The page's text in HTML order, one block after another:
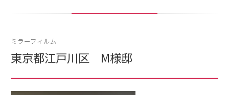
ミラーフィルム
東京都江戸川区 M様邸